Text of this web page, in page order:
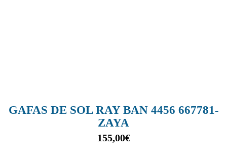
GAFAS DE SOL RAY BAN 4456 667781-
ZAYA
155,00€